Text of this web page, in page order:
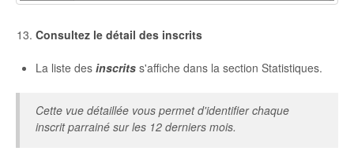
Consultez le détail des inscrits
La liste des inscrits s'affiche dans la section Statistiques.
Cette vue détaillée vous permet d'identifier chaque
inscrit parrainé sur les 12 derniers mois.